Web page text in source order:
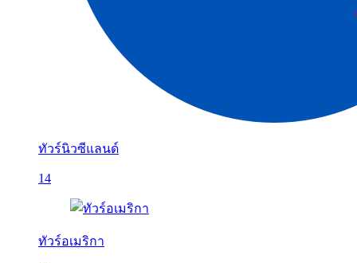
ทัวร์นิวซีแลนด์
14
ทัวร์อเมริกา